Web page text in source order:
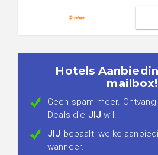
Hotels
mailbox!
Geen spam meer.
Deals die JIJ wil.
JIJ bepaalt: welke
wanneer.